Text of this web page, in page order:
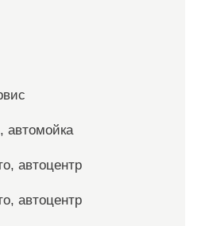
автомойка
автоцентр
автоцентр